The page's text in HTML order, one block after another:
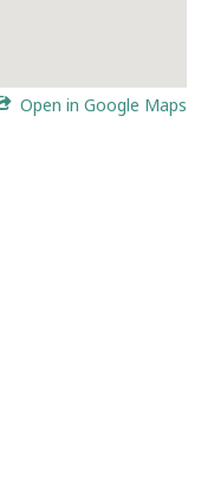
Open in Google Maps